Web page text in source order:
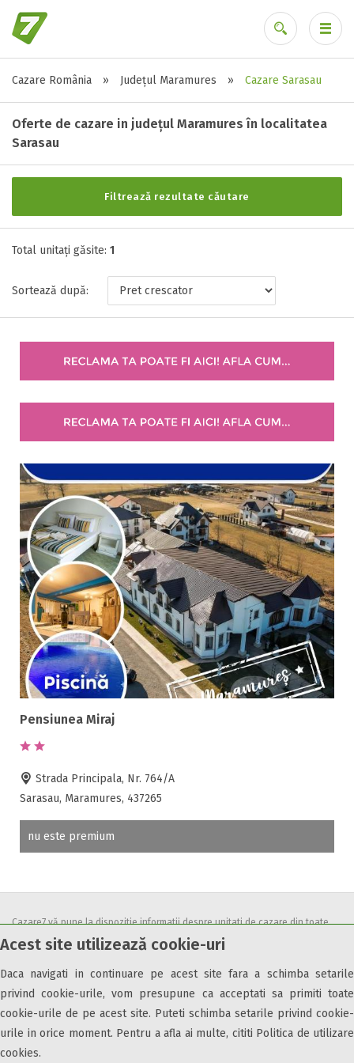
Acest site utilizează cookie-uri
Daca navigati in continuare pe acest site fara a schimba setarile
privind cookie-urile, vom presupune ca acceptati sa primiti toate
cookie-urile de pe acest site. Puteti schimba setarile privind cookie-
urile in orice moment. Pentru a afla ai multe, cititi Politica de utilizare
cookies.
Cazare România » Județul Maramures » Cazare Sarasau
Oferte de cazare in județul Maramures în localitatea
Sarasau
Filtrează rezultate căutare
Alte tipuri de unități
Toate tipurile de unitati de cazari
Pensiune ( 1 )
Stele / margarete
Neclasificat
1 stea / margareta
2 stele / margarete
3 stele / margarete
4 stele / margarete
Selecteaza pretul
Facilități
Internet wireless
Parcare
Plata cu cardul
Restaurant
All inclusive
Pensiune completa
Demipensiune
Mic dejun
Accepta animale
Accepta voucher vacanta
ATV
Bar
Beauty center
Biliard
Ciubar
Crama
Cutie de valori
Discoteca
Echitatie
Fax
Total unitați găsite: 1
Sortează după:
Pensiunea Miraj
Strada Principala, Nr. 764/A
Sarasau, Maramures, 437265
nu este premium
Cazare7 vă pune la dispozitie informatii despre unitati de cazare din toate
zonele turistice, oferte speciale, rezervari online.
condițiile